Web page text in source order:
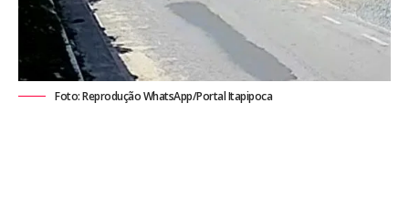
Foto: Reprodução WhatsApp/Portal Itapipoca